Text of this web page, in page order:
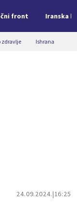
front Iranska
zdravlje Ishrana
24.09.2024. 16:25